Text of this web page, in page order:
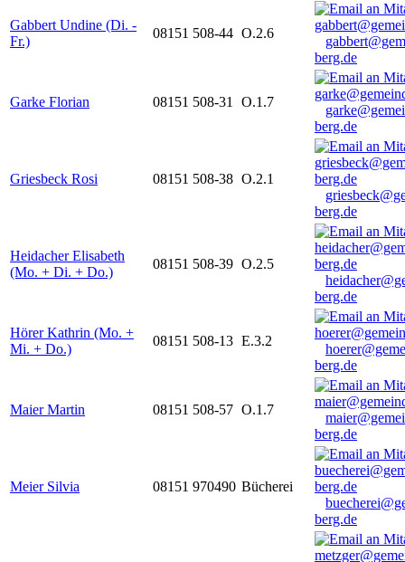
Gabbert Undine (Di. -
Fr.)
08151 508-44 O.2.6
berg.de
Garke Florian 08151 508-31 O.1.7
berg.de
Griesbeck Rosi 08151 508-38 O.2.1
berg.de
Heidacher Elisabeth
(Mo. + Di. + Do.)
08151 508-39 O.2.5
berg.de
Hörer Kathrin (Mo. +
Mi. + Do.)
08151 508-13 E.3.2
berg.de
Maier Martin 08151 508-57 O.1.7
berg.de
Meier Silvia 08151 970490 Bücherei
berg.de